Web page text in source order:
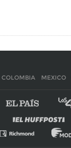
COLOMBIA MEXICO